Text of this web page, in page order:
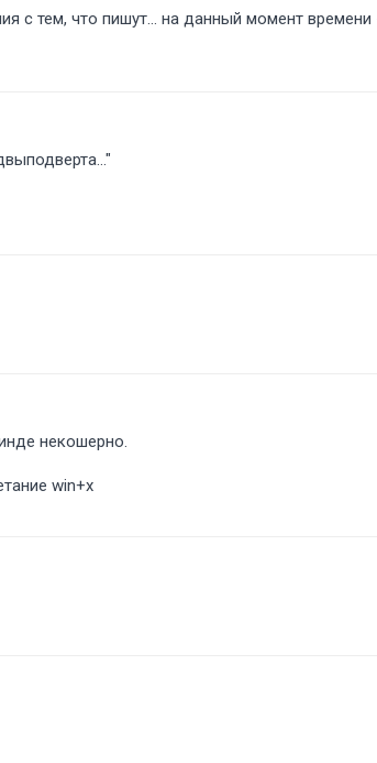
с тем, что пишут... на данный момент
некошерно.
win+x